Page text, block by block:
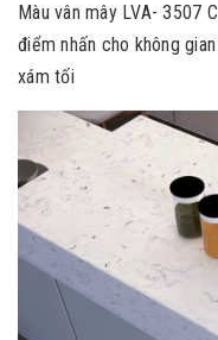
Màu vân mây LVA- 3507
điểm nhấn cho không
xám tối